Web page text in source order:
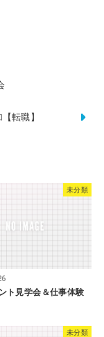
転職】
未分類
ト見学会＆仕事体験
未分類